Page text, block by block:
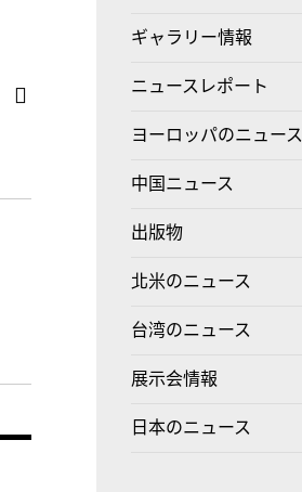
ギャラリー情報
ニュースレポート
ヨーロッパのニュース
中国ニュース
出版物
北米のニュース
台湾のニュース
展示会情報
日本のニュース